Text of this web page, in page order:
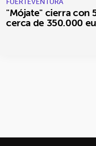
"Mójate" cierra con
cerca de 350.000